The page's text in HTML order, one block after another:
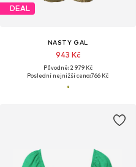
DEAL
NASTY GAL
943 Kč
Původně: 2 979 Kč
Poslední nejnižší cena:766 Kč